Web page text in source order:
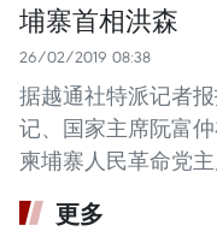
埔寨首相洪森
26/02/2019 08:38
据越通社特派记者
记、国家主席阮富
柬埔寨人民革命党
更多